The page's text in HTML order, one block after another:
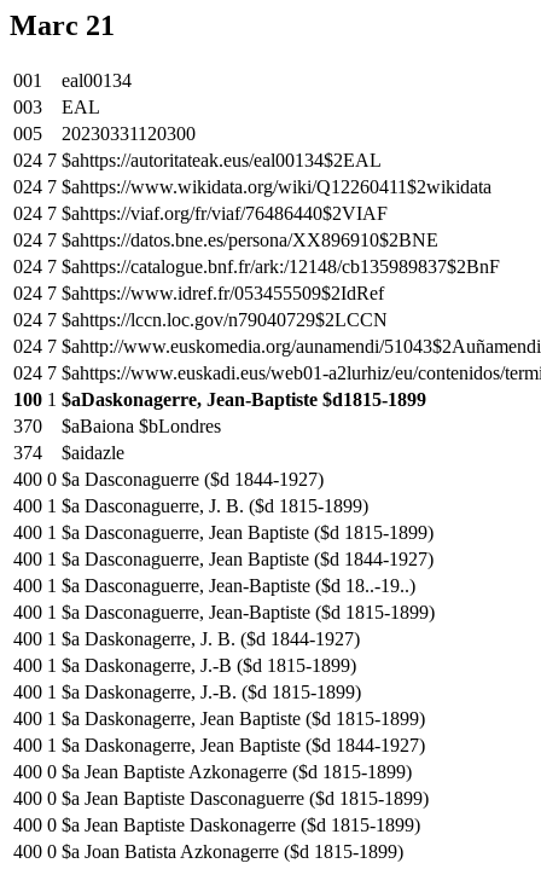
Marc 21
001
eal00134
003
EAL
005
20230331120300
024 7 $ahttps://autoritateak.eus/eal00134$2EAL
024 7 $ahttps://www.wikidata.org/wiki/Q12260411$2wikidata
024 7 $ahttps://viaf.org/fr/viaf/76486440$2VIAF
024 7 $ahttps://datos.bne.es/persona/XX896910$2BNE
024 7 $ahttps://catalogue.bnf.fr/ark:/12148/cb135989837$2BnF
024 7 $ahttps://www.idref.fr/053455509$2IdRef
024 7 $ahttps://lccn.loc.gov/n79040729$2LCCN
024 7 $ahttp://www.euskomedia.org/aunamendi/51043$2Auñamendi
024 7 $ahttps://www.euskadi.eus/web01-a2lurhiz/eu/contenidos/
100 1 $aDaskonagerre, Jean-Baptiste $d1815-1899
370
$aBaiona $bLondres
374
$aidazle
400 0 $a Dasconaguerre ($d 1844-1927)
400 1 $a Dasconaguerre, J. B. ($d 1815-1899)
400 1 $a Dasconaguerre, Jean Baptiste ($d 1815-1899)
400 1 $a Dasconaguerre, Jean Baptiste ($d 1844-1927)
400 1 $a Dasconaguerre, Jean-Baptiste ($d 18..-19..)
400 1 $a Dasconaguerre, Jean-Baptiste ($d 1815-1899)
400 1 $a Daskonagerre, J. B. ($d 1844-1927)
400 1 $a Daskonagerre, J.-B ($d 1815-1899)
400 1 $a Daskonagerre, J.-B. ($d 1815-1899)
400 1 $a Daskonagerre, Jean Baptiste ($d 1815-1899)
400 1 $a Daskonagerre, Jean Baptiste ($d 1844-1927)
400 0 $a Jean Baptiste Azkonagerre ($d 1815-1899)
400 0 $a Jean Baptiste Dasconaguerre ($d 1815-1899)
400 0 $a Jean Baptiste Daskonagerre ($d 1815-1899)
400 0 $a Joan Batista Azkonagerre ($d 1815-1899)